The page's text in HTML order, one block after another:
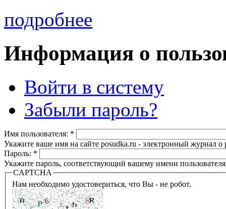
подробнее
Информация о
Войти в систему
Забыли пароль?
Имя пользователя: *
Укажите ваше имя на сайте posudka.ru - электронный журнал
Пароль: *
Укажите пароль, соответствующий вашему имени
CAPTCHA
Нам необходимо удостовериться, что Вы - не робот.